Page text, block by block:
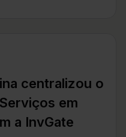
centralizou o
em
a InvGate